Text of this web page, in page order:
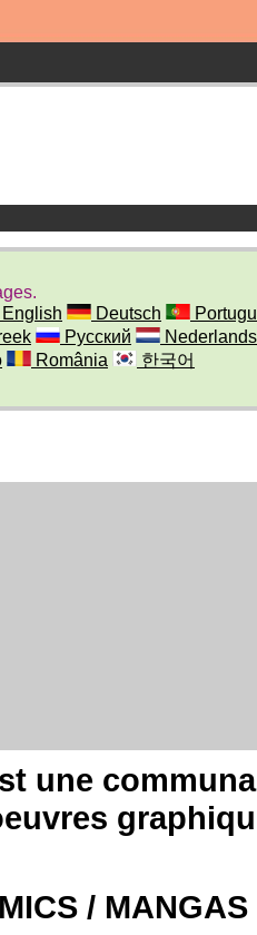
English Deutsch
Русский
Nederlands
România 한국어
une
/